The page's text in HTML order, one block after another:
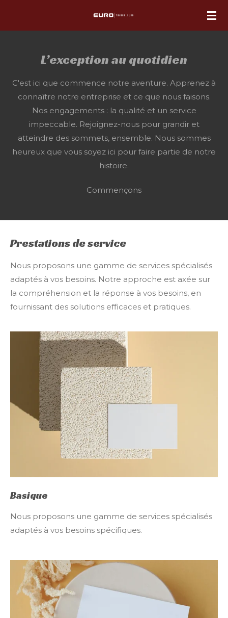
L’exception au quotidien
C'est ici que commence notre aventure. Apprenez à
connaître notre entreprise et ce que nous faisons.
Nos engagements : la qualité et un service
impeccable. Rejoignez-nous pour grandir et
atteindre des sommets, ensemble. Nous sommes
heureux que vous soyez ici pour faire partie de notre
histoire.
Commençons
Prestations de service
Nous proposons une gamme de services spécialisés
adaptés à vos besoins. Notre approche est axée sur
la compréhension et la réponse à vos besoins, en
fournissant des solutions efficaces et pratiques.
Basique
Nous proposons une gamme de services spécialisés
adaptés à vos besoins spécifiques.